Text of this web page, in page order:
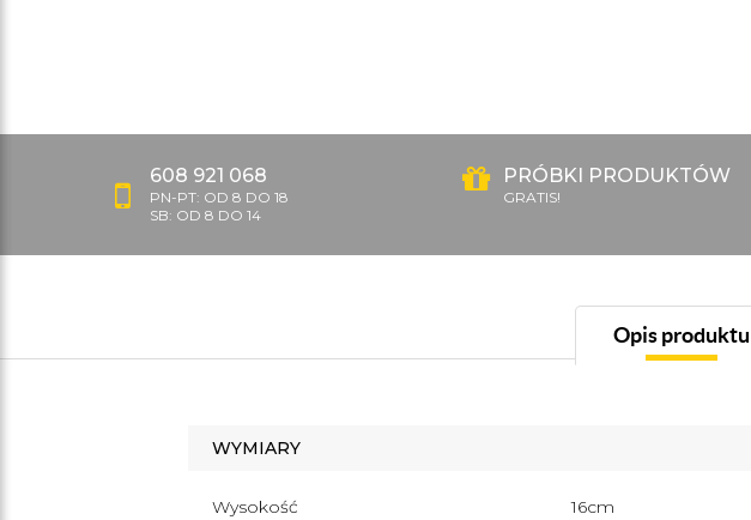
608 921 068
PN-PT: OD 8 DO 18
SB: OD 8 DO 14
PRÓBKI PRODUKTÓW
GRATIS!
Opis produktu
WYMIARY
Wysokość 16cm